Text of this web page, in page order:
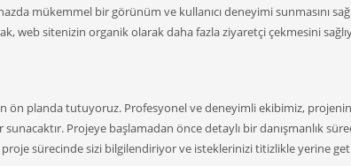
mükemmel bir görünüm ve kullanıcı deneyimi sunmasını
web sitenizin organik olarak daha fazla ziyaretçi çekmesini
ön planda tutuyoruz. Profesyonel ve deneyimli ekibimiz,
Projeye başlamadan önce detaylı bir danışmanlık
proje sürecinde sizi bilgilendiriyor ve isteklerinizi titizlikle yerine